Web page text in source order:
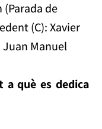
(Parada de
(C): Xavier
Juan Manuel
a què es dedica